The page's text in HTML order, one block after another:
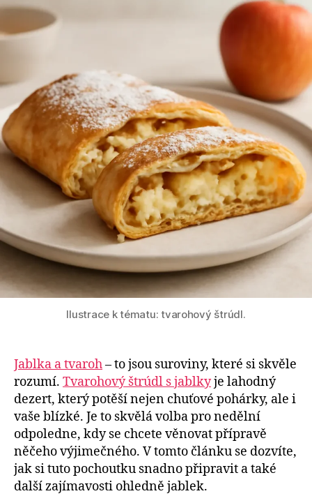
Ilustrace k tématu: tvarohový štrúdl.
Jablka a tvaroh– to jsou suroviny, které si skvěle
rozumí. Tvarohový štrúdl s jablkyje lahodný
dezert, který potěší nejen chuťové pohárky, ale i
vaše blízké. Je to skvělá volba pro nedělní
odpoledne, kdy se chcete věnovat přípravě
něčeho výjimečného. V tomto článku se dozvíte,
jak si tuto pochoutku snadno připravit a také
další zajímavosti ohledně jablek.